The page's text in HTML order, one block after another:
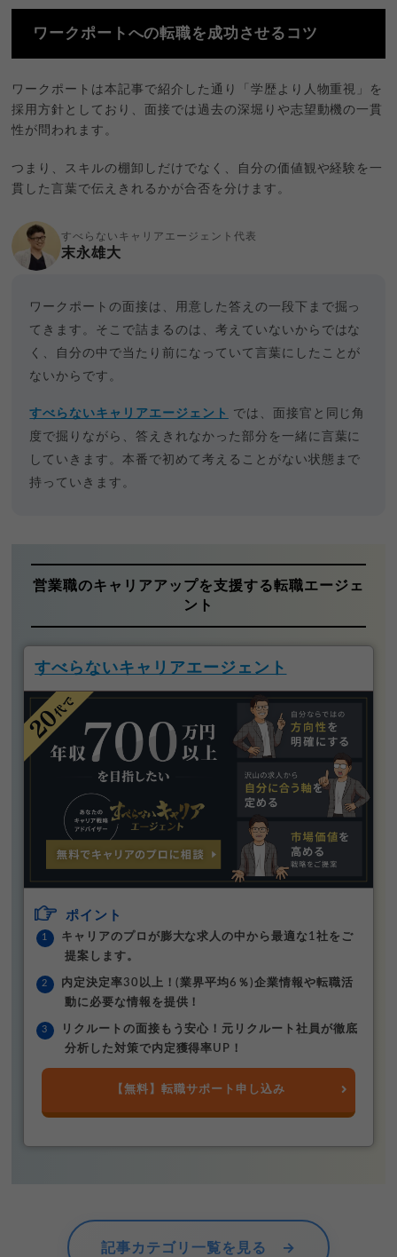
ワークポートへの転職を成功させるコツ
ワークポートは本記事で紹介した通り「学歴より人物重視」を
採用方針としており、面接では過去の深堀りや志望動機の一貫
性が問われます。
つまり、スキルの棚卸しだけでなく、自分の価値観や経験を一
貫した言葉で伝えきれるかが合否を分けます。
すべらないキャリアエージェント代表
末永雄大
ワークポートの面接は、用意した答えの一段下まで掘っ
てきます。そこで詰まるのは、考えていないからではな
く、自分の中で当たり前になっていて言葉にしたことが
ないからです。
すべらないキャリアエージェント
では、面接官と同じ角
度で掘りながら、答えきれなかった部分を一緒に言葉に
していきます。本番で初めて考えることがない状態まで
持っていきます。
営業職のキャリアアップを支援する転職エージェ
ント
すべらないキャリアエージェント
ポイント
キャリアのプロが膨大な求人の中から最適な1社をご
提案します。
内定決定率30以上！(業界平均6％)企業情報や転職活
動に必要な情報を提供！
リクルートの面接もう安心！元リクルート社員が徹底
分析した対策で内定獲得率UP！
【無料】転職サポート申し込み
記事カテゴリ一覧を見る →